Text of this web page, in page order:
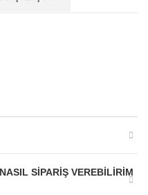
SIPARIŞ VEREBILIRIM